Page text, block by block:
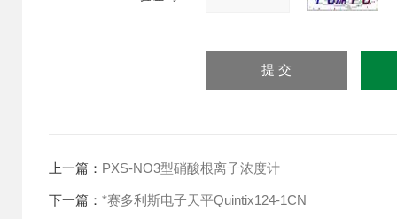
上一篇： PXS-NO3型硝酸根离子浓度计
下一篇： *赛多利斯电子天平Quintix124-1CN